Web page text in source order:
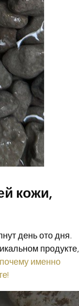
кожи,
день ото дня.
продукте,
именно